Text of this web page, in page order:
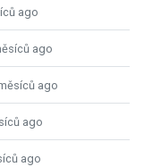
ago
ago
ago
ago
ago